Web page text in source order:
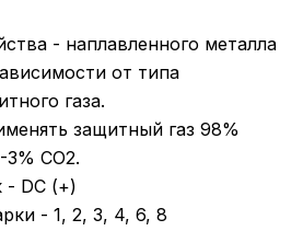
- наплавленного металла
от типа
газа.
защитный газ 98%
3% CО2.
- DC (+)
- 1, 2, 3, 4, 6, 8